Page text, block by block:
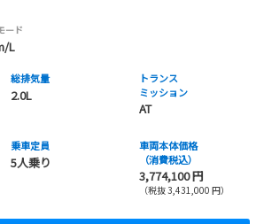
ード
L
総排気量
2.0L
トランス
ミッション
AT
乗車定員
5人乗り
車両本体価格
（消費税込）
3,774,100 円
（税抜 3,431,000 円）